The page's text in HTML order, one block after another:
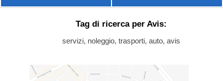
Tag di ricerca per Avis:
servizi, noleggio, trasporti, auto, avis